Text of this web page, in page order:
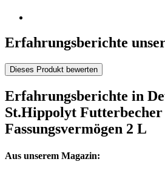
Erfahrungsberichte
Dieses Produkt bewerten
Erfahrungsberichte in
St.Hippolyt Futterbecher
Fassungsvermögen 2 L
Aus unserem Magazin: